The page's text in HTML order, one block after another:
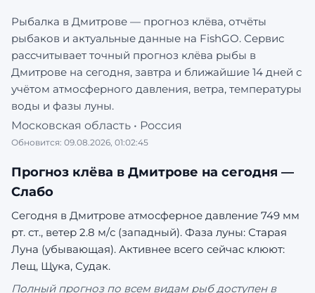
Рыбалка в Дмитрове — прогноз клёва, отчёты
рыбаков и актуальные данные на FishGO. Сервис
рассчитывает точный прогноз клёва рыбы в
Дмитрове на сегодня, завтра и ближайшие 14 дней с
учётом атмосферного давления, ветра, температуры
воды и фазы луны.
Московская область • Россия
Обновится: 09.08.2026, 01:02:45
Прогноз клёва в Дмитрове на сегодня —
Слабо
Сегодня в Дмитрове атмосферное давление 749 мм
рт. ст., ветер 2.8 м/с (западный). Фаза луны: Старая
Луна (убывающая). Активнее всего сейчас клюют:
Лещ, Щука, Судак.
Полный прогноз по всем видам рыб доступен в